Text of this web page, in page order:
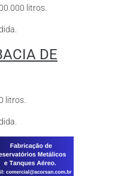
litros.
DE
litros.